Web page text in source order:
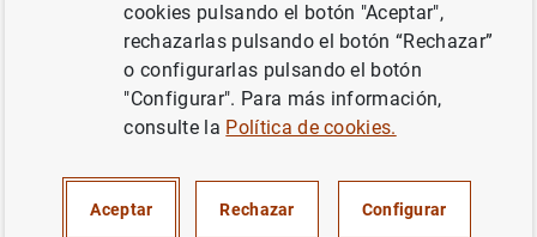
SITUACIÓN ECONÓMICA
cookies pulsando el botón "Aceptar",
rechazarlas pulsando el botón “Rechazar”
o configurarlas pulsando el botón
"Configurar". Para más información,
consulte la Política de cookies.
Aceptar Rechazar Configurar